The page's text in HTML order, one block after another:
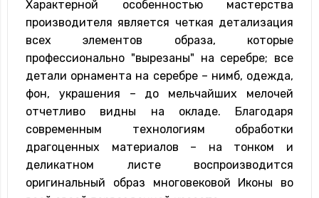
Характерной особенностью мастерства
производителя является четкая детализация
всех элементов образа, которые
профессионально "вырезаны" на серебре; все
детали орнамента на серебре – нимб, одежда,
фон, украшения – до мельчайших мелочей
отчетливо видны на окладе. Благодаря
современным технологиям обработки
драгоценных материалов – на тонком и
деликатном листе воспроизводится
оригинальный образ многовековой Иконы во